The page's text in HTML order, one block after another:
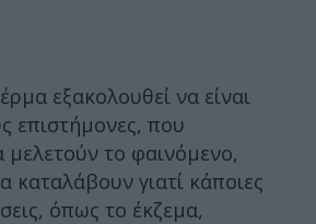
εξακολουθεί να είναι
επιστήμονες, που
το φαινόμενο,
γιατί κάποιες
όπως το έκζεμα,